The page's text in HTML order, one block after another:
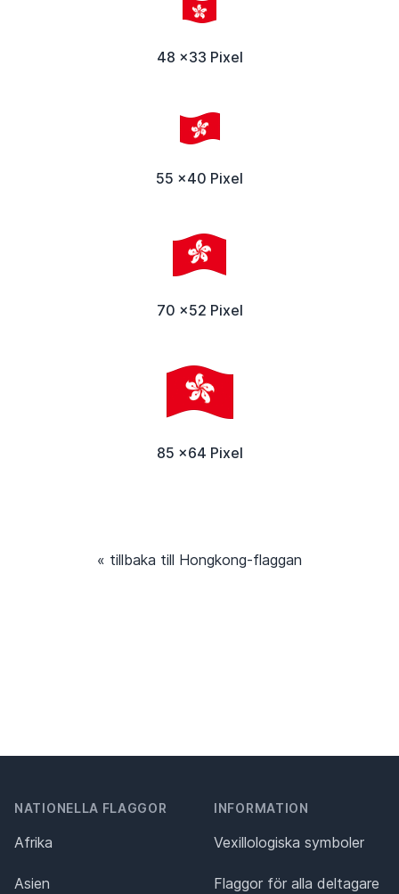
48 x33 Pixel
55 x40 Pixel
70 x52 Pixel
85 x64 Pixel
« tillbaka till Hongkong-flaggan
NATIONELLA FLAGGOR
Afrika
Asien
INFORMATION
Vexillologiska symboler
Flaggor för alla deltagare